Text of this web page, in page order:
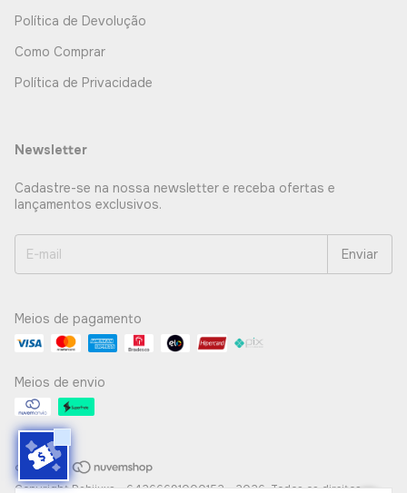
Política de Devolução
Como Comprar
Política de Privacidade
Newsletter
Cadastre-se na nossa newsletter e receba ofertas e
lançamentos exclusivos.
Meios de pagamento
Meios de envio
Copyright Pabijuxs - 64266691000152 - 2026. Todos os direitos